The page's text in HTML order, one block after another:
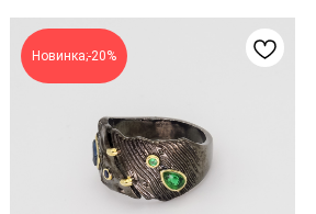
Новинка;-20%